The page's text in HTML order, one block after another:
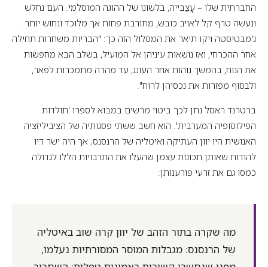
החברתית שלו – עָצַבִּייה, בלשונו של ההוגה המוסלמי. העם נחלש
ונעשה טרף קל לאויב כובש, מתורבת פחות אך מלוכד ונחוש יותר.
ג'מבטיסטה ויקו תיאר את המסלול הזה כך: "הבריות משחרות תחילה
אחר ההכרחי, ואז נושאות עיניהן אל המועיל, בשלב הבא מחפשות
את הנוח, בהמשך נוהות אחר העונג, עד מהרה מתמכרות לפאר,
ולבסוף מפזרות את נכסיהן לרוח".
ברטרנד ראסל נתן לכך ביטוי מרשים במבוא לספרו 'תולדות
הפילוסופיה המערבית'. הוא חשב ששתי פסגותיה של הציביליזציה
האנושית היו יוון העתיקה ואיטליה של הרנסנס; אך היה ישר דיו
להודות שאותן תכונות עצמן שהעלו את התרבויות הללו לגדולה
כמסו גם את זרעי פורענותן:
מה שקרה בתור הזהב של יוון קרה שוב באיטליה
של הרנסנס: מגבלות המוסר המסורתיות נעלמו,